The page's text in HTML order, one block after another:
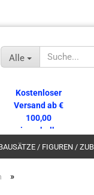
Alle
Kostenloser
Versand ab €
100,00
innerhalb
Deutschlands!
/ FIGUREN /
»